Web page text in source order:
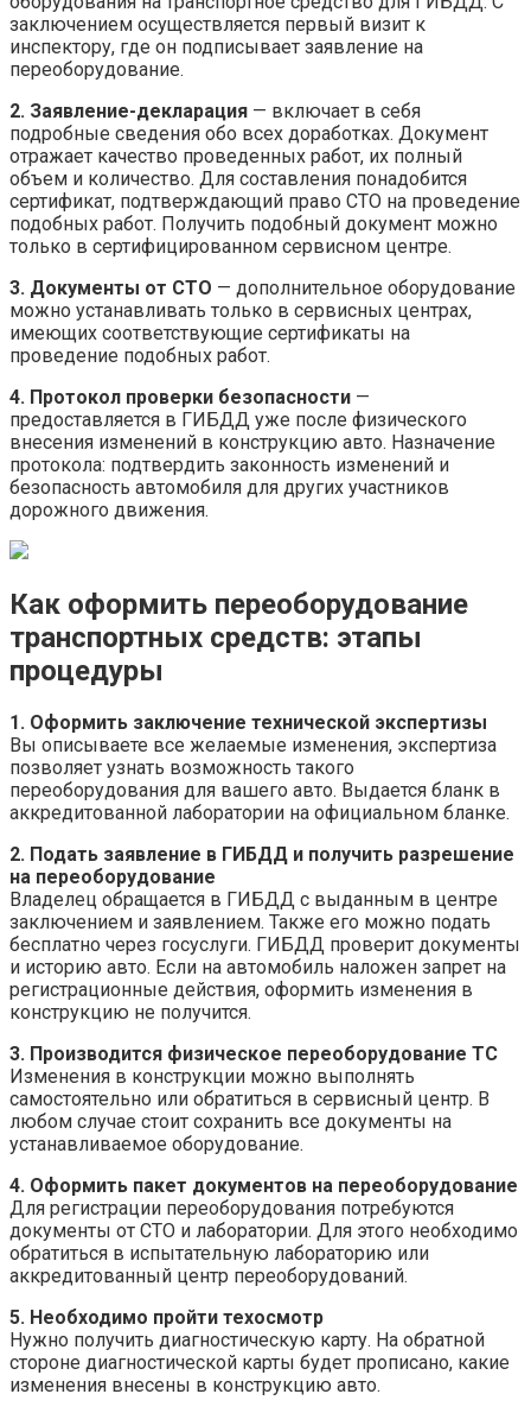
заключением осуществляется первый визит к
инспектору, где он подписывает заявление на
переоборудование.
2. Заявление-декларация — включает в себя
подробные сведения обо всех доработках. Документ
отражает качество проведенных работ, их полный
объем и количество. Для составления понадобится
сертификат, подтверждающий право СТО на проведение
подобных работ. Получить подобный документ можно
только в сертифицированном сервисном центре.
3. Документы от СТО — дополнительное оборудование
можно устанавливать только в сервисных центрах,
имеющих соответствующие сертификаты на
проведение подобных работ.
4. Протокол проверки безопасности —
предоставляется в ГИБДД уже после физического
внесения изменений в конструкцию авто. Назначение
протокола: подтвердить законность изменений и
безопасность автомобиля для других участников
дорожного движения.
Как оформить переоборудование
транспортных средств: этапы
процедуры
1. Оформить заключение технической экспертизы
Вы описываете все желаемые изменения, экспертиза
позволяет узнать возможность такого
переоборудования для вашего авто. Выдается бланк в
аккредитованной лаборатории на официальном бланке.
2. Подать заявление в ГИБДД и получить разрешение
на переоборудование
Владелец обращается в ГИБДД с выданным в центре
заключением и заявлением. Также его можно подать
бесплатно через госуслуги. ГИБДД проверит документы
и историю авто. Если на автомобиль наложен запрет на
регистрационные действия, оформить изменения в
конструкцию не получится.
3. Производится физическое переоборудование ТС
Изменения в конструкции можно выполнять
самостоятельно или обратиться в сервисный центр. В
любом случае стоит сохранить все документы на
устанавливаемое оборудование.
4. Оформить пакет документов на переоборудование
Для регистрации переоборудования потребуются
документы от СТО и лаборатории. Для этого необходимо
обратиться в испытательную лабораторию или
аккредитованный центр переоборудований.
5. Необходимо пройти техосмотр
Нужно получить диагностическую карту. На обратной
стороне диагностической карты будет прописано, какие
изменения внесены в конструкцию авто.